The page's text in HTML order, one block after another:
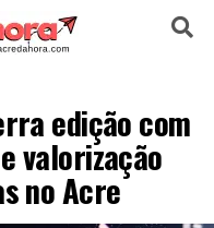
edição com
valorização
no Acre